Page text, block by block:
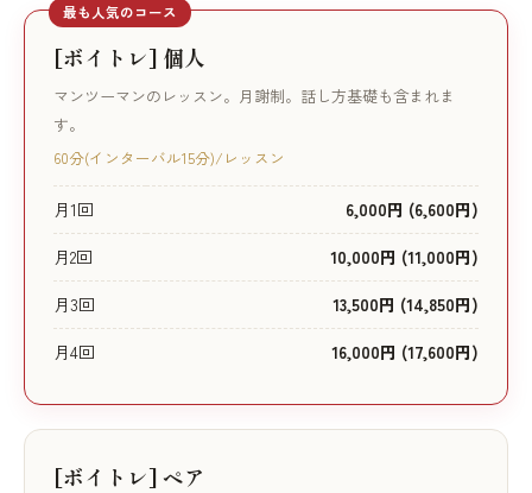
最も人気のコース
[ボイトレ] 個人
マンツーマンのレッスン。月謝制。話し方基礎も含まれま
す。
60分(インターバル15分)/レッスン
月1回
6,000円 (6,600円)
月2回
10,000円 (11,000円)
月3回
13,500円 (14,850円)
月4回
16,000円 (17,600円)
[ボイトレ] ペア